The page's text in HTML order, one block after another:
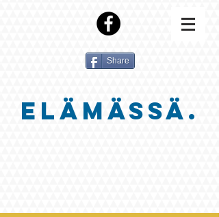
Share
ELÄMÄSSÄ.